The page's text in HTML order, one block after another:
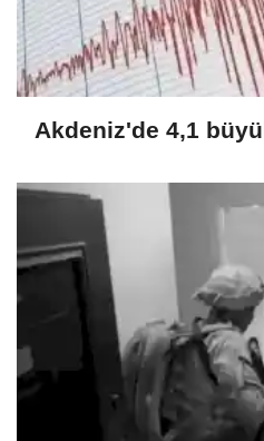
Akdeniz'de 4,1